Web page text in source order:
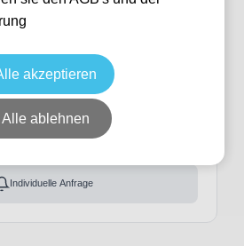
10 verfügbar
RCDE Stadium
Individuelle Anfrage
akzeptieren
Alle ablehnen